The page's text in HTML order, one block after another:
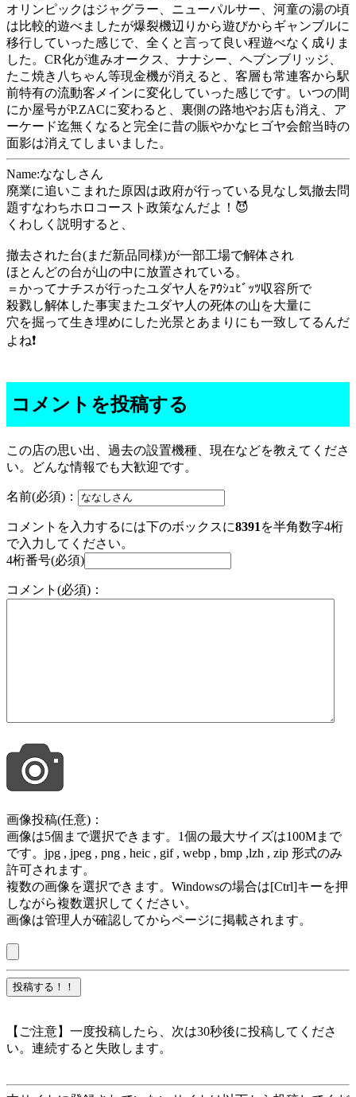
オリンピックはジャグラー、ニューパルサー、河童の湯の頃
は比較的遊べましたが爆裂機辺りから遊びからギャンブルに
移行していった感じで、全くと言って良い程遊べなく成りま
した。CR化が進みオークス、ナナシー、ヘブンブリッジ、
たこ焼き八ちゃん等現金機が消えると、客層も常連客から駅
前特有の流動客メインに変化していった感じです。いつの間
にか屋号がP.ZACに変わると、裏側の路地やお店も消え、ア
ーケード迄無くなると完全に昔の賑やかなヒゴヤ会館当時の
面影は消えてしまいました。
Name:ななしさん
廃業に追いこまれた原因は政府が行っている見なし気撤去問
題すなわちホロコースト政策なんだよ！😈
くわしく説明すると、
撤去された台(まだ新品同様)が一部工場で解体され
ほとんどの台が山の中に放置されている。
＝かってナチスが行ったユダヤ人をｱｳｼｭﾋﾞｯﾂ収容所で
殺戮し解体した事実またユダヤ人の死体の山を大量に
穴を掘って生き埋めにした光景とあまりにも一致してるんだ
よね❗️
コメントを投稿する
この店の思い出、過去の設置機種、現在などを教えてくださ
い。どんな情報でも大歓迎です。
名前(必須)：
コメントを入力するには下のボックスに8391 を半角数字4桁
で入力してください。
4桁番号(必須)
コメント(必須)：
画像投稿(任意)：
画像は5個まで選択できます。1個の最大サイズは100Mまで
です。jpg , jpeg , png , heic , gif , webp , bmp ,lzh , zip 形式のみ
許可されます。
複数の画像を選択できます。Windowsの場合は[Ctrl]キーを押
しながら複数選択してください。
画像は管理人が確認してからページに掲載されます。
【ご注意】一度投稿したら、次は30秒後に投稿してくださ
い。連続すると失敗します。